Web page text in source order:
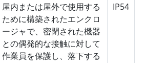
屋内または屋外で使用する
ために構築されたエンクロ
ージャで、密閉された機器
との偶発的な接触に対して
作業員を保護し、落下する
IP54